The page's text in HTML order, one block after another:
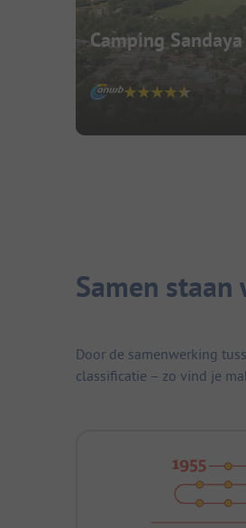
Camping
Samen staan
Door de samenwerking
classificatie – zo vind je